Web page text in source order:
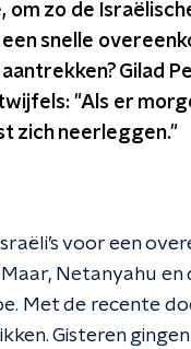
om zo de
snelle
Gilad
"Als er
zich neerleggen."
voor een
Netanyahu
Met de recente
Gisteren